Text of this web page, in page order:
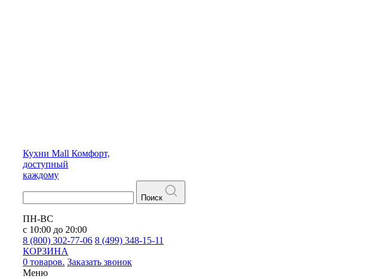
Кухни Mall Комфорт,
доступный
каждому
Поиск
ПН-ВС
с 10:00 до 20:00
8 (800) 302-77-06 8 (499) 348-15-11
КОРЗИНА
0 товаров. Заказать звонок
Меню